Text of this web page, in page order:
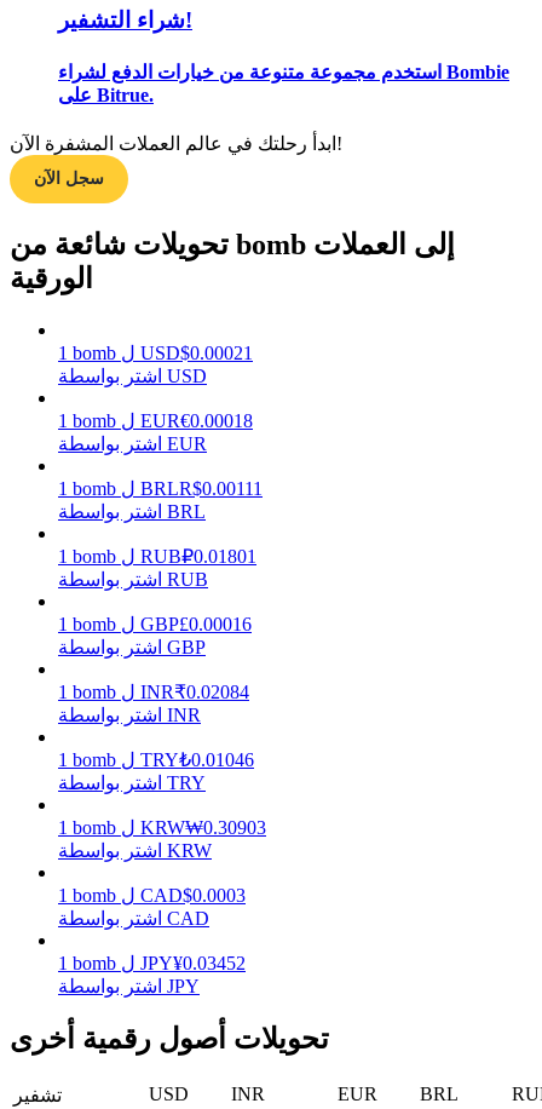
استراتيجيات التداول
تعلم كيفية البقاء مربحة
يكسب
خنزير الطاقة
احصل على مكافآت تنافسية يوميًا
التوقيع المساحي
عوائد عالية والوصول الفوري
شراء التشفير!
استخدم مجموعة متنوعة من خيارات الدفع لشراء Bombie
على Bitrue.
ابدأ رحلتك في عالم العملات المشفرة الآن!
سجل الآن
تحويلات شائعة من bomb إلى العملات
الورقية
1 bomb ل USD$0.00021
اشتر بواسطة USD
1 bomb ل EUR€0.00018
اشتر بواسطة EUR
1 bomb ل BRLR$0.00111
اشتر بواسطة BRL
1 bomb ل RUB₽0.01801
اشتر بواسطة RUB
1 bomb ل GBP£0.00016
اشتر بواسطة GBP
1 bomb ل INR₹0.02084
اشتر بواسطة INR
1 bomb ل TRY₺0.01046
اشتر بواسطة TRY
1 bomb ل KRW₩0.30903
اشتر بواسطة KRW
1 bomb ل CAD$0.0003
اشتر بواسطة CAD
1 bomb ل JPY¥0.03452
اشتر بواسطة JPY
تحويلات أصول رقمية أخرى
تشفير USD INR EUR BRL